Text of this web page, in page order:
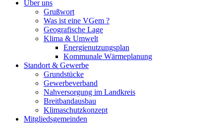
Über uns
Grußwort
Was ist eine VGem ?
Geografische Lage
Klima & Umwelt
Energienutzungsplan
Kommunale Wärmeplanung
Standort & Gewerbe
Grundstücke
Gewerbeverband
Nahversorgung im Landkreis
Breitbandausbau
Klimaschutzkonzept
Mitgliedsgemeinden